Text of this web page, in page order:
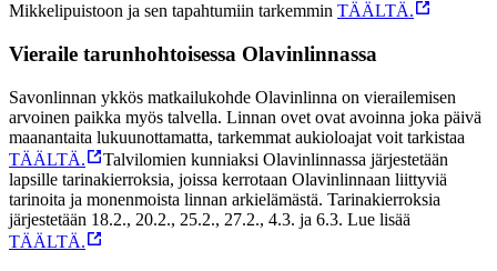
Mikkelipuistoon ja sen tapahtumiin tarkemmin TÄÄLTÄ.
Vieraile tarunhohtoisessa Olavinlinnassa
Savonlinnan ykkös matkailukohde Olavinlinna on vierailemisen
arvoinen paikka myös talvella. Linnan ovet ovat avoinna joka päivä
maanantaita lukuunottamatta, tarkemmat aukioloajat voit tarkistaa
TÄÄLTÄ.
Talvilomien kunniaksi Olavinlinnassa järjestetään
lapsille tarinakierroksia, joissa kerrotaan Olavinlinnaan liittyviä
tarinoita ja monenmoista linnan arkielämästä. Tarinakierroksia
järjestetään 18.2., 20.2., 25.2., 27.2., 4.3. ja 6.3. Lue lisää
TÄÄLTÄ.